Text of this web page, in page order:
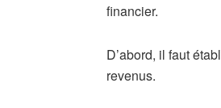
financier.
D’abord, il faut
revenus.